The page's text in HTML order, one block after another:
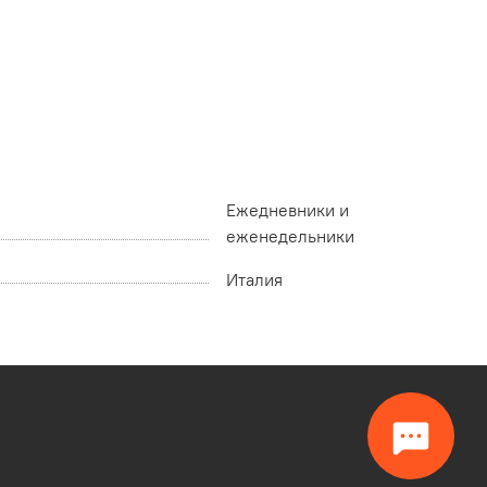
Ежедневники и
еженедельники
Италия